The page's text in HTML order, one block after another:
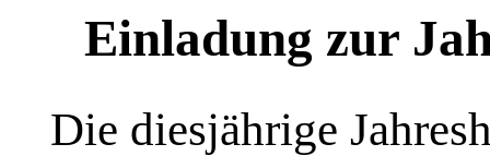
Einladung zur
Die diesjährige